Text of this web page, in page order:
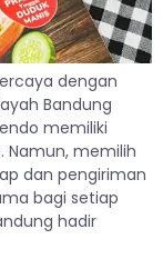
dengan
Bandung
memiliki
Namun, memilih
dan pengiriman
bagi setiap
hadir